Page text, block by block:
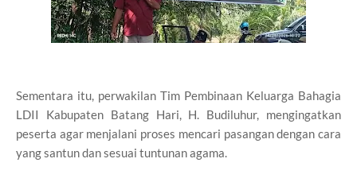
Sementara itu, perwakilan Tim Pembinaan Keluarga Bahagia
LDII Kabupaten Batang Hari, H. Budiluhur, mengingatkan
peserta agar menjalani proses mencari pasangan dengan cara
yang santun dan sesuai tuntunan agama.